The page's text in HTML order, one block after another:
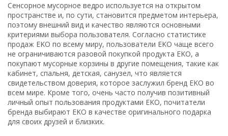
Сенсорное мусорное ведро используется на открытом
пространстве и, по сути, становится предметом интерьера,
поэтому внешний вид и качество являются основными
критериями выбора пользователя. Согласно статистике
продаж EKO по всему миру, пользователи EKO чаще всего
не ограничиваются разовой покупкой продукта EKO, а
покупают мусорные корзины в другие помещения, такие как
кабинет, спальня, детская, санузел, что является
свидетельством доверия, которое заслужил бренд EKO во
всем мире. Кроме того, очень часто получив позитивный
личный опыт пользования продуктами EKO, почитатели
бренда выбирают EKO в качестве оригинального подарка
для своих друзей и близких.